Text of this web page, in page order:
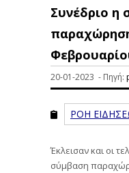
Συνέδριο η
20-01-2023 - Πηγή:
ΡΟΗ
Έκλεισαν και οι
σύμβαση